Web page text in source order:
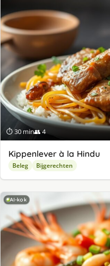
⏱ 30 min👥 4
Kippenlever à la Hindu
Beleg Bijgerechten
AI-kok